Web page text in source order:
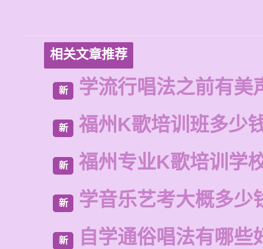
相关文章推荐
新 学流行唱法之前有美
新 福州K歌培训班多少
新 福州专业K歌培训学
新 学音乐艺考大概多少
新 自学通俗唱法有哪些